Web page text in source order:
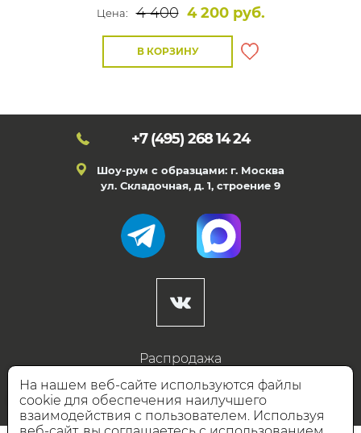
Цена:
4 400 4 200 руб.
В КОРЗИНУ
+7 (495) 268 14 24
Шоу-рум с образцами: г. Москва
ул. Складочная, д. 1, строение 9
Распродажа
Готовые дизайны
Дизайнерам
На нашем веб-сайте используются файлы
cookie для обеспечения наилучшего
взаимодействия с пользователем. Используя